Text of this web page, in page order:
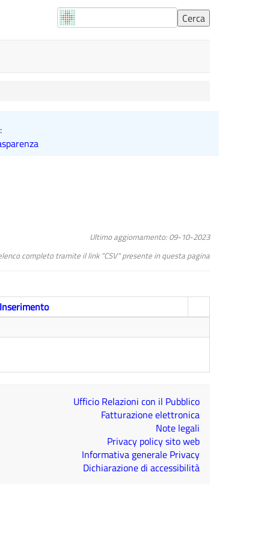
Ultimo aggiornamento: 09-10-2023
completo tramite il link "CSV" presente in questa pagina
Inserimento
Ufficio Relazioni con il Pubblico
Fatturazione elettronica
Note legali
Privacy policy sito web
Informativa generale Privacy
Dichiarazione di accessibilità